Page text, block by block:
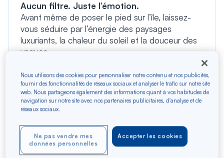
Aucun filtre. Juste l’émotion.
Avant même de poser le pied sur l’île, laissez-
vous séduire par l’énergie des paysages
luxuriants, la chaleur du soleil et la douceur des
vagues.
cœur de la Martinique à travers des images
vibrantes, solaires, authentiques.
Un premier voyage… avant le vrai.
Je visionne
Nous utilisons des cookies pour personnaliser notre contenu et nos publicités,
fournir des fonctionnalités de réseaux sociaux et analyser le trafic sur notre site
web. Nous partageons également des informations quant à vos habitudes de
navigation sur notre site avec nos partenaires publicitaires, d'analyse et de
réseaux sociaux.
Accepter les cookies
Ne pas vendre mes
données personnelles